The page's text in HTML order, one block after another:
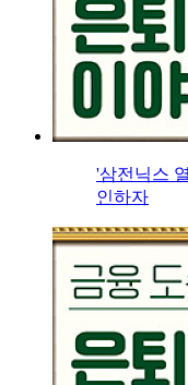
'삼전닉스
인하자